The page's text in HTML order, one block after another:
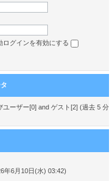
ログインを有効にする
ユーザー[0] and ゲスト[2] (過去 5 分
年6月10日(水) 03:42)